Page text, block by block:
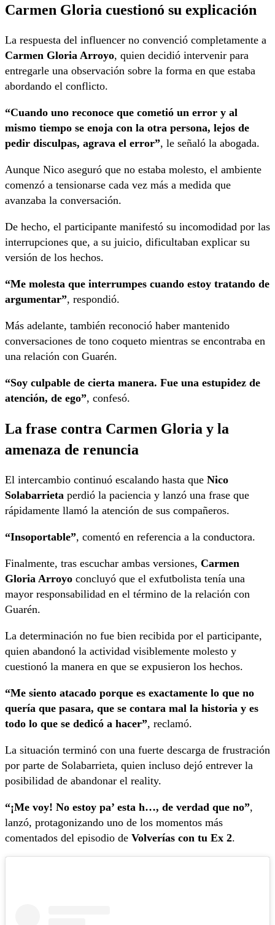
Carmen Gloria cuestionó su explicación
La respuesta del influencer no convenció completamente a
Carmen Gloria Arroyo, quien decidió intervenir para
entregarle una observación sobre la forma en que estaba
abordando el conflicto.
“Cuando uno reconoce que cometió un error y al
mismo tiempo se enoja con la otra persona, lejos de
pedir disculpas, agrava el error”, le señaló la abogada.
Aunque Nico aseguró que no estaba molesto, el ambiente
comenzó a tensionarse cada vez más a medida que
avanzaba la conversación.
De hecho, el participante manifestó su incomodidad por las
interrupciones que, a su juicio, dificultaban explicar su
versión de los hechos.
“Me molesta que interrumpes cuando estoy tratando de
argumentar”, respondió.
Más adelante, también reconoció haber mantenido
conversaciones de tono coqueto mientras se encontraba en
una relación con Guarén.
“Soy culpable de cierta manera. Fue una estupidez de
atención, de ego”, confesó.
La frase contra Carmen Gloria y la
amenaza de renuncia
El intercambio continuó escalando hasta que Nico
Solabarrieta perdió la paciencia y lanzó una frase que
rápidamente llamó la atención de sus compañeros.
“Insoportable”, comentó en referencia a la conductora.
Finalmente, tras escuchar ambas versiones, Carmen
Gloria Arroyo concluyó que el exfutbolista tenía una
mayor responsabilidad en el término de la relación con
Guarén.
La determinación no fue bien recibida por el participante,
quien abandonó la actividad visiblemente molesto y
cuestionó la manera en que se expusieron los hechos.
“Me siento atacado porque es exactamente lo que no
quería que pasara, que se contara mal la historia y es
todo lo que se dedicó a hacer”, reclamó.
La situación terminó con una fuerte descarga de frustración
por parte de Solabarrieta, quien incluso dejó entrever la
posibilidad de abandonar el reality.
“¡Me voy! No estoy pa’ esta h…, de verdad que no”,
lanzó, protagonizando uno de los momentos más
comentados del episodio de Volverías con tu Ex 2.